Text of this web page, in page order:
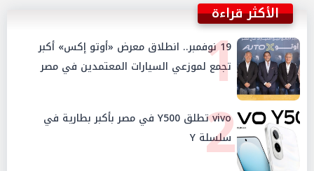
الأكثر قراءة
119 نوفمبر.. انطلاق معرض «أوتو إكس» أكبر
تجمع لموزعي السيارات المعتمدين في مصر
2
vivo تطلق Y500 في مصر بأكبر بطارية في
سلسلة Y